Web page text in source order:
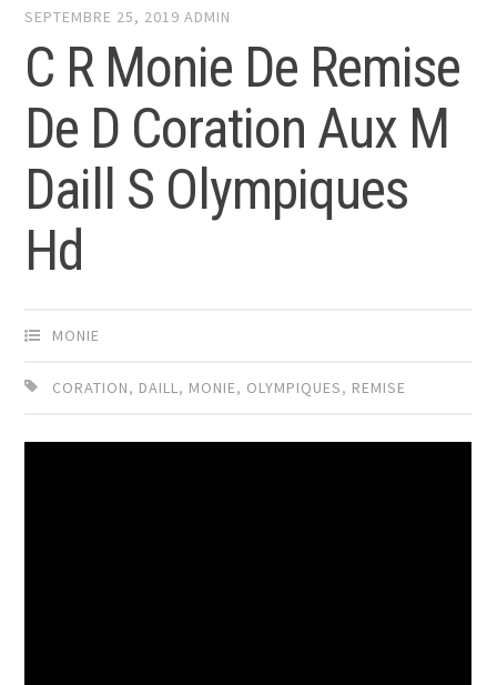
SEPTEMBRE 25, 2019 ADMIN
C R Monie De Remise
De D Coration Aux M
Daill S Olympiques
Hd
MONIE
CORATION, DAILL, MONIE, OLYMPIQUES, REMISE